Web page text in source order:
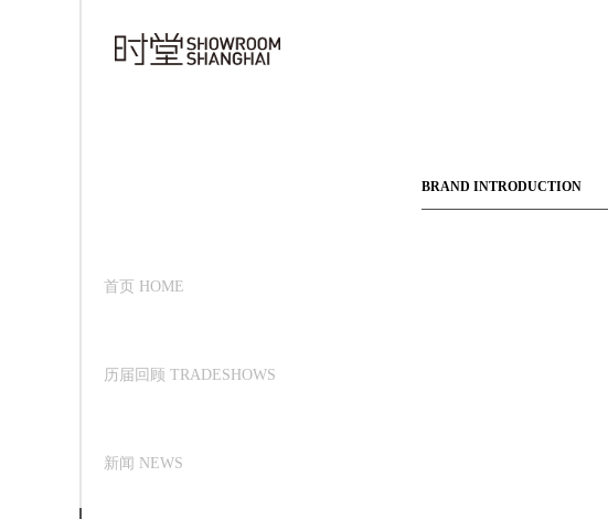
首页 HOME
历届回顾 TRADESHOWS
新闻 NEWS
BRAND INTRODUCTION